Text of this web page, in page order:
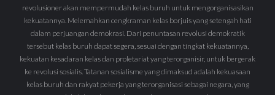
revolusioner akan mempermudah kelas buruh untuk mengorganisasikan
kekuatannya. Melemahkan cengkraman kelas borjuis yang setengah hati
dalam perjuangan demokrasi. Dari penuntasan revolusi demokratik
tersebut kelas buruh dapat segera, sesuai dengan tingkat kekuatannya,
kekuatan kesadaran kelas dan proletariat yang terorganisir, untuk bergerak
ke revolusi sosialis. Tatanan sosialisme yang dimaksud adalah kekuasaan
kelas buruh dan rakyat pekerja yang terorganisasi sebagai negara, yang